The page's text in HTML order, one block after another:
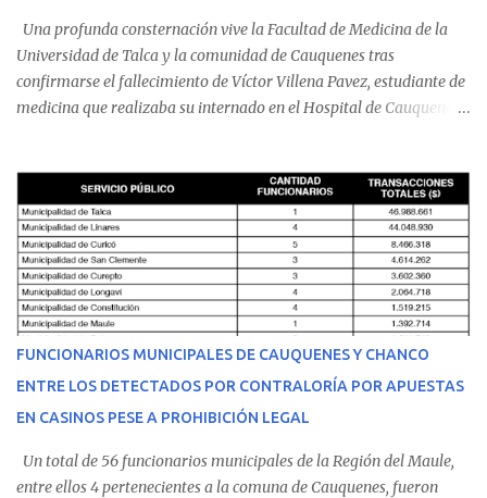
Una profunda consternación vive la Facultad de Medicina de la
Universidad de Talca y la comunidad de Cauquenes tras
confirmarse el fallecimiento de Víctor Villena Pavez, estudiante de
medicina que realizaba su internado en el Hospital de Cauquenes.
malestares físicos. Dada la complejidad de su estado de salud, el
equipo médico determinó su traslado de urgencia al Hospital
Regional de Talca y dado la urgencia la ambulancia partió hacia
Talca con escolta de Carabineros. En medio del traslado, el
estudiante de medicina de 25 años, se agravó y pese a los esfuerzos
del personal de emergencia terminó falleciendo, sin alcanzar a
recibir atención especializada en el centro de destino. Apenas se
conoció la gravedad de su condición, sus padres —residentes en
Villarrica— se trasladaron a Cauquenes con la esperanza de una
evolución favorable. No obstante, alrededo...
FUNCIONARIOS MUNICIPALES DE CAUQUENES Y CHANCO
ENTRE LOS DETECTADOS POR CONTRALORÍA POR APUESTAS
EN CASINOS PESE A PROHIBICIÓN LEGAL
Un total de 56 funcionarios municipales de la Región del Maule,
entre ellos 4 pertenecientes a la comuna de Cauquenes, fueron